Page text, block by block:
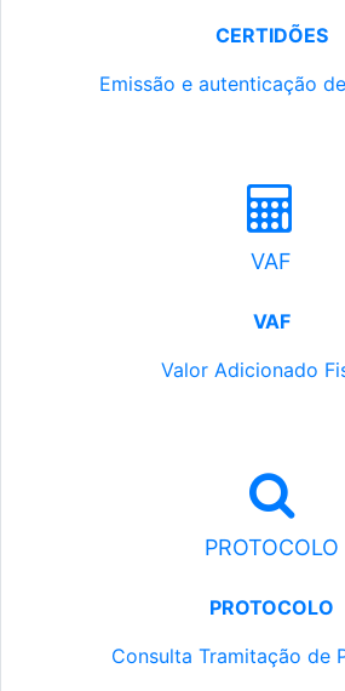
CERTIDÕES
Emissão e autenticação
VAF
VAF
Valor Adicionado
PROTOCOLO
PROTOCOLO
Consulta Tramitação de